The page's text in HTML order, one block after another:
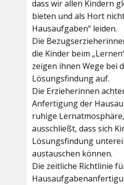
dass wir allen Kindern
bieten und als Hort
Hausaufgaben“ leiden.
Die
die Kinder beim
zeigen ihnen Wege bei
Lösungsfindung auf.
Die Erzieherinnen
Anfertigung der
ruhige
ausschließt, dass sich
Lösungsfindung
austauschen können.
Die zeitliche Richtlinie